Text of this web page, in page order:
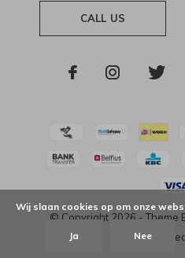
CALL US
© Copyright 2026 - Theme
Wij slaan cookies op om onze
Ja Nee